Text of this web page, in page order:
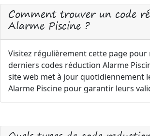
Comment trouver un code
Alarme Piscine ?
Visitez régulièrement cette page pour
derniers codes réduction Alarme
site web met à jour quotidiennement
Alarme Piscine pour garantir leurs